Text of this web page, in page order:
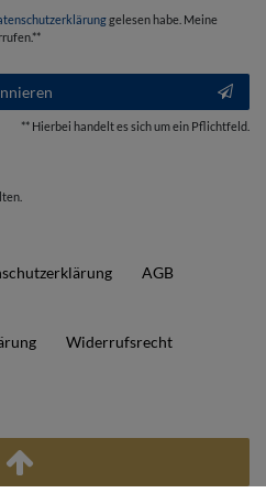
gelesen habe. Meine
** Hierbei handelt es sich um ein Pflichtfeld.
AGB
Widerrufs­recht